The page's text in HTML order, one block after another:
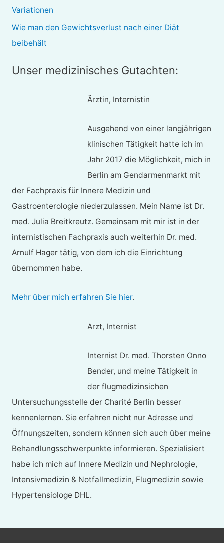
Variationen
Wie man den Gewichtsverlust nach einer Diät
beibehält
Unser medizinisches Gutachten:
Ärztin, Internistin
Ausgehend von einer langjährigen
klinischen Tätigkeit hatte ich im
Jahr 2017 die Möglichkeit, mich in
Berlin am Gendarmenmarkt mit
der Fachpraxis für Innere Medizin und
Gastroenterologie niederzulassen. Mein Name ist Dr.
med. Julia Breitkreutz. Gemeinsam mit mir ist in der
internistischen Fachpraxis auch weiterhin Dr. med.
Arnulf Hager tätig, von dem ich die Einrichtung
übernommen habe.
Mehr über mich erfahren Sie hier.
Arzt, Internist
Internist Dr. med. Thorsten Onno
Bender, und meine Tätigkeit in
der flugmedizinsichen
Untersuchungsstelle der Charité Berlin besser
kennenlernen. Sie erfahren nicht nur Adresse und
Öffnungszeiten, sondern können sich auch über meine
Behandlungsschwerpunkte informieren. Spezialisiert
habe ich mich auf Innere Medizin und Nephrologie,
Intensivmedizin & Notfallmedizin, Flugmedizin sowie
Hypertensiologe DHL.